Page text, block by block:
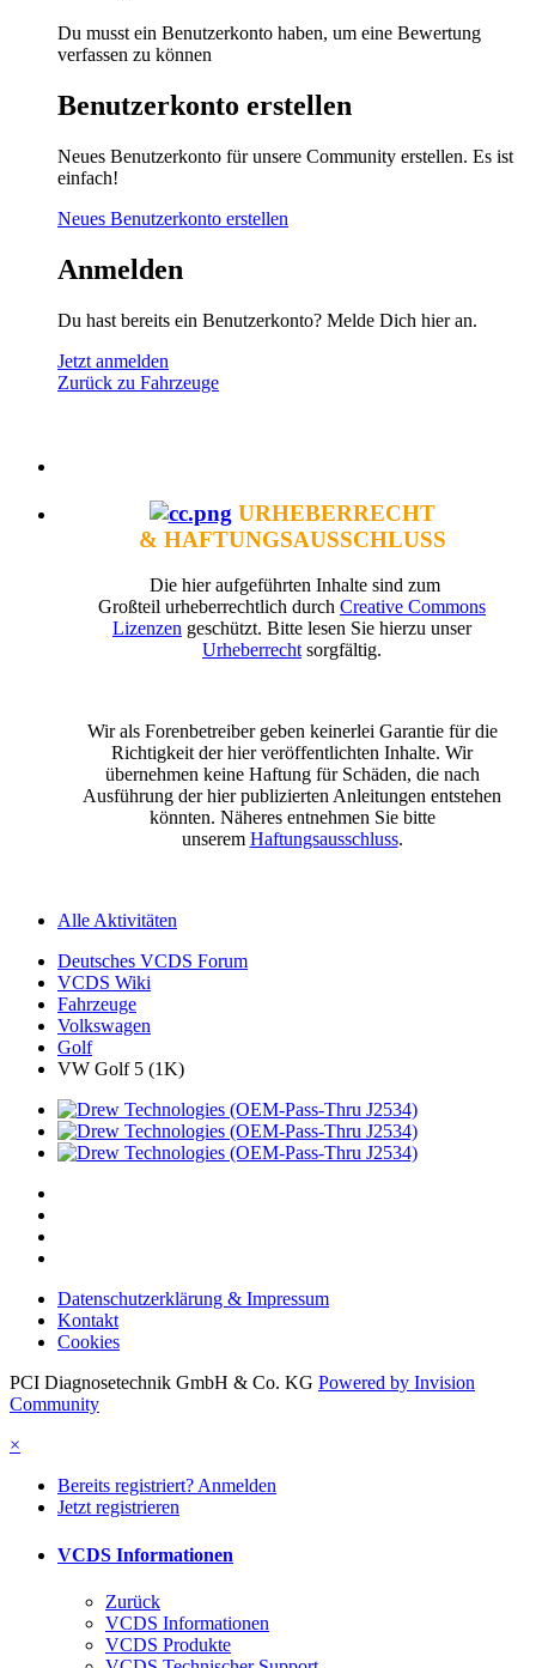
Du musst ein Benutzerkonto haben, um eine Bewertung
verfassen zu können
Benutzerkonto erstellen
Neues Benutzerkonto für unsere Community erstellen. Es ist
einfach!
Neues Benutzerkonto erstellen
Anmelden
Du hast bereits ein Benutzerkonto? Melde Dich hier an.
Jetzt anmelden
Zurück zu Fahrzeuge
URHEBERRECHT
& HAFTUNGSAUSSCHLUSS
Die hier aufgeführten Inhalte sind zum
Großteil urheberrechtlich durch Creative Commons
Lizenzen geschützt. Bitte lesen Sie hierzu unser
Urheberrecht sorgfältig.
Wir als Forenbetreiber geben keinerlei Garantie für die
Richtigkeit der hier veröffentlichten Inhalte. Wir
übernehmen keine Haftung für Schäden, die nach
Ausführung der hier publizierten Anleitungen entstehen
könnten. Näheres entnehmen Sie bitte
unserem Haftungsausschluss.
Alle Aktivitäten
Deutsches VCDS Forum
VCDS Wiki
Fahrzeuge
Volkswagen
Golf
VW Golf 5 (1K)
Datenschutzerklärung & Impressum
Kontakt
Cookies
PCI Diagnosetechnik GmbH & Co. KG Powered by Invision
Community
×
Bereits registriert? Anmelden
Jetzt registrieren
VCDS Informationen
Zurück
VCDS Informationen
VCDS Produkte